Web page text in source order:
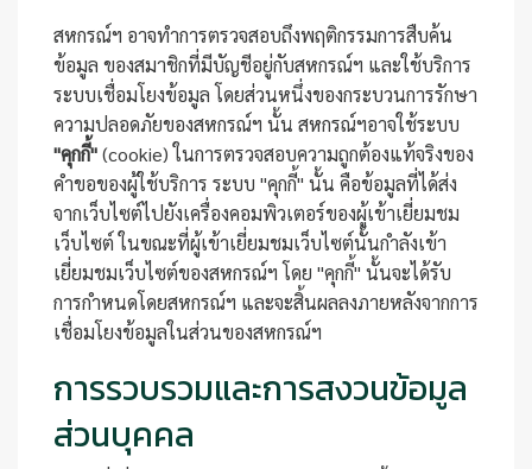
สหกรณ์ฯ อาจทำการตรวจสอบถึงพฤติกรรมการสืบค้น
ข้อมูล ของสมาชิกที่มีบัญชีอยู่กับสหกรณ์ฯ และใช้บริการ
ระบบเชื่อมโยงข้อมูล โดยส่วนหนึ่งของกระบวนการรักษา
ความปลอดภัยของสหกรณ์ฯ นั้น สหกรณ์ฯอาจใช้ระบบ
"คุกกี้"(cookie) ในการตรวจสอบความถูกต้องแท้จริงของ
คำขอของผู้ใช้บริการ ระบบ "คุกกี้" นั้น คือข้อมูลที่ได้ส่ง
จากเว็บไซต์ไปยังเครื่องคอมพิวเตอร์ของผู้เข้าเยี่ยมชม
เว็บไซต์ ในขณะที่ผู้เข้าเยี่ยมชมเว็บไซต์นั้นกำลังเข้า
เยี่ยมชมเว็บไซต์ของสหกรณ์ฯ โดย "คุกกี้" นั้นจะได้รับ
การกำหนดโดยสหกรณ์ฯ และจะสิ้นผลลงภายหลังจากการ
เชื่อมโยงข้อมูลในส่วนของสหกรณ์ฯ
การรวบรวมและการสงวนข้อมูล
ส่วนบุคคล